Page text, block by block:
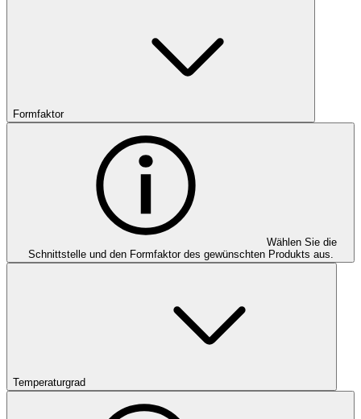
Formfaktor
Wählen Sie die
Schnittstelle und den Formfaktor des gewünschten Produkts aus.
Temperaturgrad